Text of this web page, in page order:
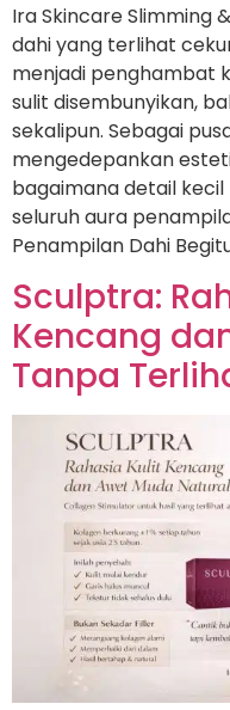
Ira Skincare Slimming
dahi yang terlihat
menjadi penghambat
sulit disembunyikan,
sekalipun. Sebagai
mengedepankan
bagaimana detail
seluruh aura
Penampilan Dahi
Sculptra:
Kencang
Tanpa